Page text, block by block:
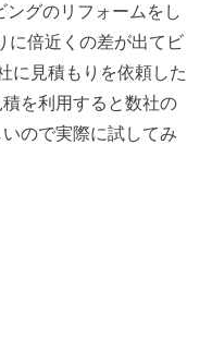
グのリフォームをし
に倍近くの差が出てビ
に見積もりを依頼した
を利用すると数社の
いので実際に試してみ